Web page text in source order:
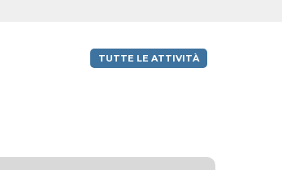
TUTTE LE ATTIVITÀ